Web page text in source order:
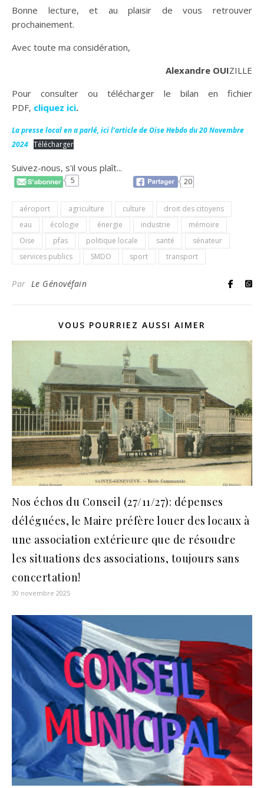
Bonne lecture, et au plaisir de vous retrouver
prochainement.
Avec toute ma considération,
Alexandre OUIZILLE
Pour consulter ou télécharger le bilan en fichier
PDF, cliquez ici.
La presse local en a parlé, ici l’article de Oise Hebdo du 20 Novembre
2024 Télécharger
Suivez-nous, s'il vous plaît...
5 20
aéroport agriculture culture
droit des citoyens
eau
écologie énergie industrie
mémoire
Oise
pfas politique locale santé
sénateur
services publics
SMDO sport transport
Par Le Génovéfain
VOUS POURRIEZ AUSSI AIMER
Nos échos du Conseil (27/11/27): dépenses
déléguées, le Maire préfère louer des locaux à
une association extérieure que de résoudre
les situations des associations, toujours sans
concertation!
30 novembre 2025